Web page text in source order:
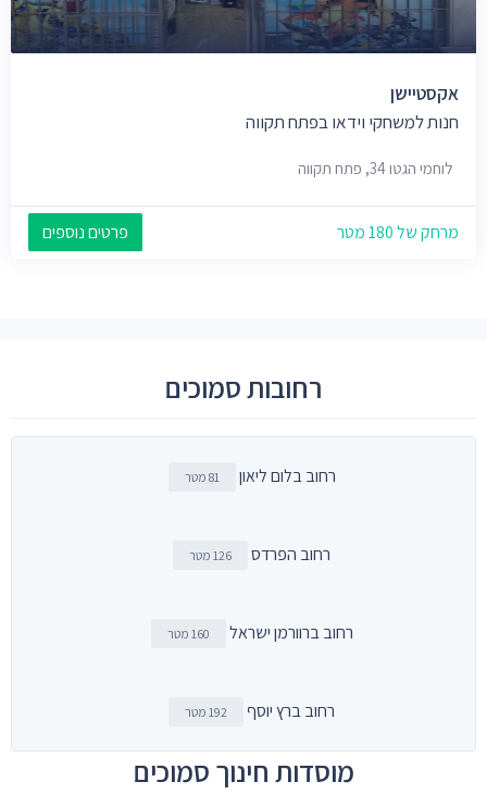
אקסטיישן
חנות למשחקי וידאו בפתח תקווה
לוחמי הגטו 34, פתח תקווה
מרחק של 180 מטר פרטים נוספים
רחובות סמוכים
רחוב בלום ליאון 81 מטר
רחוב הפרדס 126 מטר
רחוב ברוורמן ישראל 160 מטר
רחוב ברץ יוסף 192 מטר
מוסדות חינוך סמוכים